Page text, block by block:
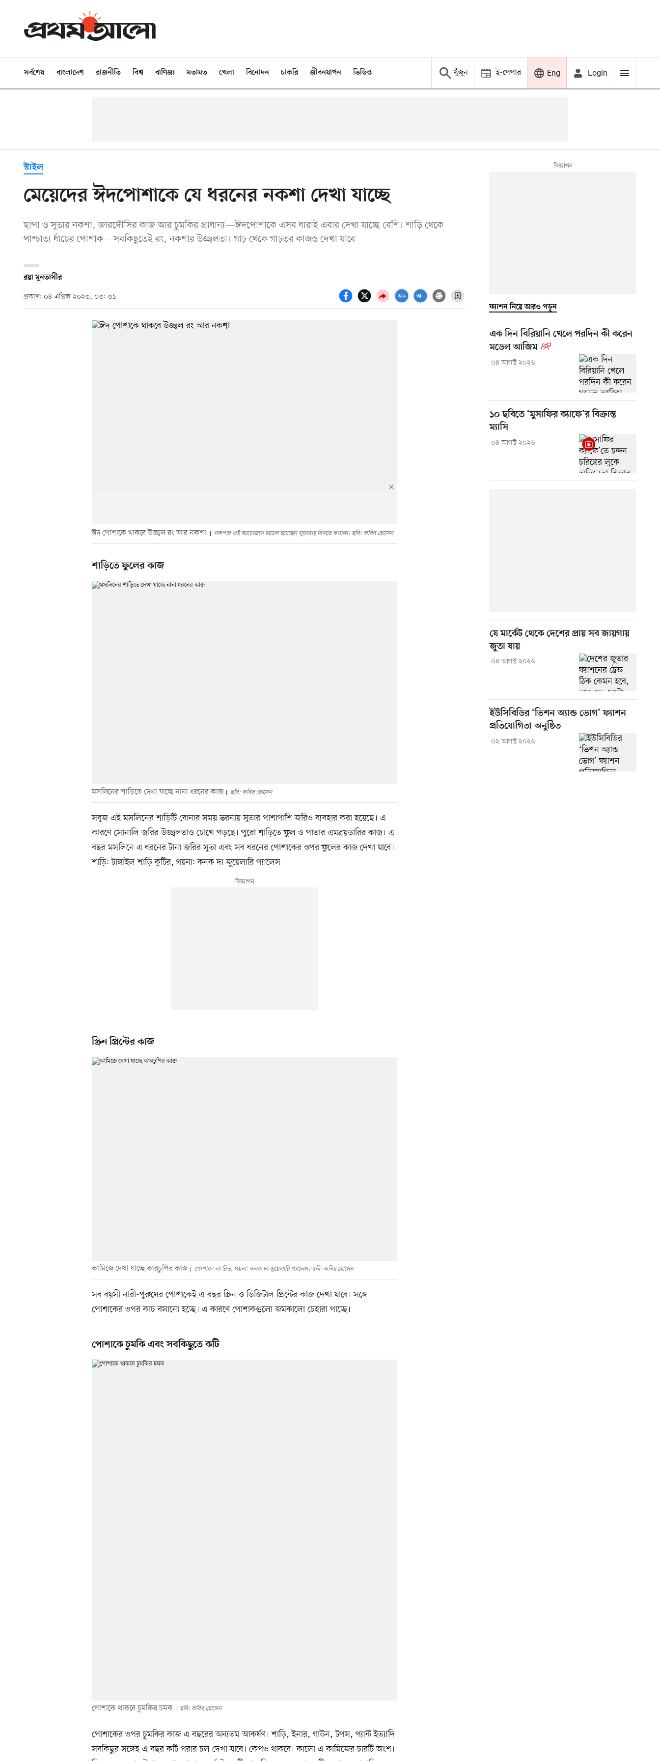
সর্বশেষ বাংলাদেশ রাজনীতি বিশ্ব বাণিজ্য মতামত খেলা বিনোদন চাকরি জীবনযাপন ভিডিও খুঁজুন ই-পেপার Eng Login
স্টাইল
মেয়েদের ঈদপোশাকে যে ধরনের নকশা দেখা যাচ্ছে
ছাপা ও সুতার নকশা, জারদৌসির কাজ আর চুমকির প্রাধান্য—ঈদপোশাকে এসব ধারাই এবার দেখা যাচ্ছে বেশি। শাড়ি থেকে
পাশ্চাত্য ধাঁচের পোশাক—সবকিছুতেই রং, নকশার উজ্জ্বলতা। গাঢ় থেকে গাঢ়তর কাজও দেখা যাবে
রয়া মুনতাসীর
প্রকাশ: ০৪ এপ্রিল ২০২৩, ০৩: ৩১
ঈদ পোশাকে থাকবে উজ্জ্বল রং আর নকশা নকশার এই আয়োজনে মডেল হয়েছেন সুনেরাহ্ বিনতে কামাল। ছবি: কবির হোসেন
শাড়িতে ফুলের কাজ
মসলিনের শাড়িতে দেখা যাচ্ছে নানা ধরনের কাজ ছবি: কবির হোসেন
সবুজ এই মসলিনের শাড়িটি বোনার সময় ভরনায় সুতার পাশাপাশি জরিও ব্যবহার করা হয়েছে। এ
কারণে সোনালি জরির উজ্জ্বলতাও চোখে পড়ছে। পুরো শাড়িতে ফুল ও পাতার এমব্রয়ডারির কাজ। এ
বছর মসলিনে এ ধরনের টানা জরির সুতা এবং সব ধরনের পোশাকের ওপর ফুলের কাজ দেখা যাবে।
শাড়ি: টাঙ্গাইল শাড়ি কুটির, গয়না: কনক দা জুয়েলারি প্যালেস
স্ক্রিন প্রিন্টের কাজ
কামিজে দেখা যাচ্ছে কারচুপির কাজ পোশাক: লা রিভ, গয়না: কনক দা জুয়েলারি প্যালেস। ছবি: কবির হোসেন
সব বয়সী নারী-পুরুষের পোশাকেই এ বছর স্ক্রিন ও ডিজিটাল প্রিন্টের কাজ দেখা যাবে। সঙ্গে
পোশাকের ওপর কাচ বসানো হচ্ছে। এ কারণে পোশাকগুলো জমকালো চেহারা পাচ্ছে।
পোশাকে চুমকি এবং সবকিছুতে কটি
পোশাকে থাকবে চুমকির চমক ছবি: কবির হোসেন
পোশাকের ওপর চুমকির কাজ এ বছরের অন্যতম আকর্ষণ। শাড়ি, ইনার, গাউন, টপস, প্যান্ট ইত্যাদি
সবকিছুর সঙ্গেই এ বছর কটি পরার চল দেখা যাবে। কেপও থাকবে। কালো এ কামিজের চারটি অংশ।
ফ্যাশন নিয়ে আরও পড়ুন
এক দিন বিরিয়ানি খেলে পরদিন কী করেন
মডেল আজিম
০৪ আগস্ট ২০২৬
১০ ছবিতে ‘মুসাফির ক্যাফে’র বিক্রান্ত
ম্যাসি
০৪ আগস্ট ২০২৬
যে মার্কেট থেকে দেশের প্রায় সব জায়গায়
জুতা যায়
০৪ আগস্ট ২০২৬
ইউসিবিডির ‘ভিশন অ্যান্ড ভোগ’ ফ্যাশন
প্রতিযোগিতা অনুষ্ঠিত
০২ আগস্ট ২০২৬